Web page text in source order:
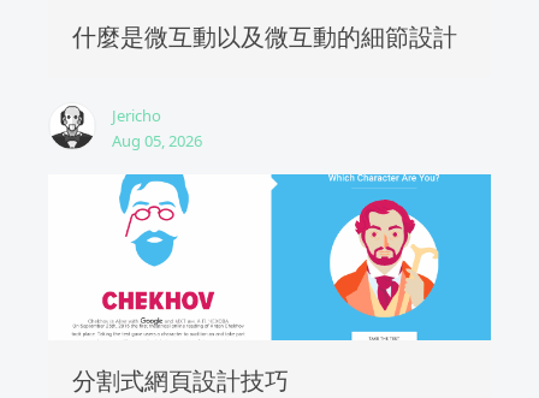
什麼是微互動以及微互動的細節設計
Jericho
Aug 05, 2026
分割式網頁設計技巧